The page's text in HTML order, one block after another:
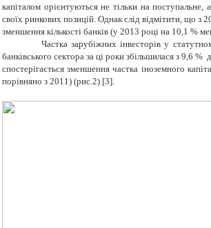
капіталом орієнтуються не тільки на поступальне,
своїх ринкових позицій. Однак слід відмітити, що з
зменшення кількості банків (у 2013 році на 10,1 %
Частка зарубіжних інвесторів у
банківського сектора за ці роки збільшилася з 9,6 %
спостерігається зменшення частка іноземного
порівняно з 2011) (рис.2) [3].